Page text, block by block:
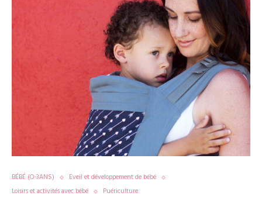
BÉBÉ (O-3ANS)
Eveil et développement de bébé
Loisirs et activités avec bébé
Puériculture